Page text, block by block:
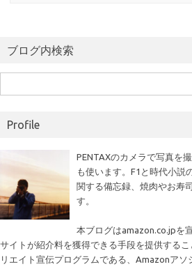
ブログ内検索
索:
Profile
PENTAXのカメラで写真を
も使います。F1と時代小説
関する備忘録、焼肉やお寿
す。
本ブログはamazon.co.jpを
サイトが紹介料を獲得できる手段を提供する
リエイト宣伝プログラムである、Amazonア